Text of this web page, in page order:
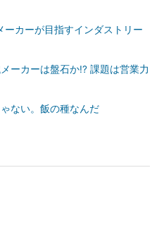
ーカーが目指すインダストリー
ーカーは盤石か!? 課題は営業力
ない。飯の種なんだ